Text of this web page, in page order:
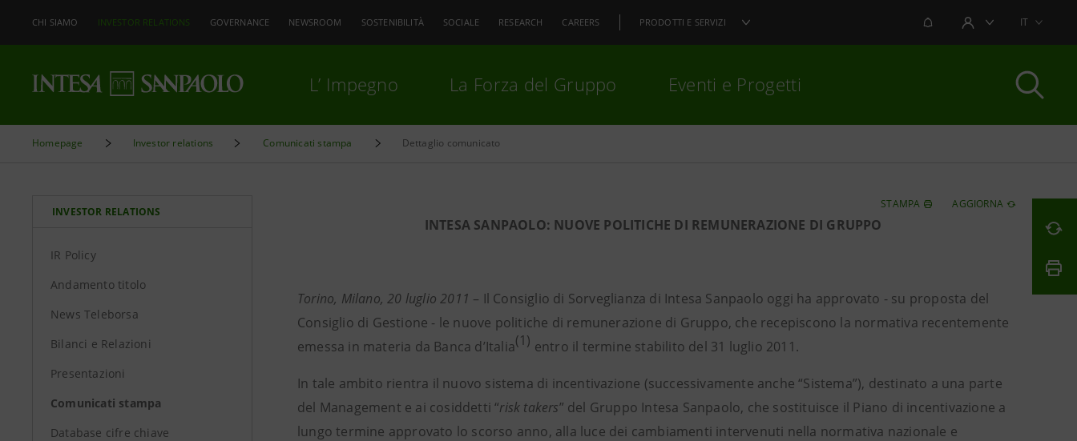
CHI SIAMO INVESTOR RELATIONS GOVERNANCE NEWSROOM SOSTENIBILITÀ SOCIALE RESEARCH CAREERS PRODOTTI E SERVIZI NOTIFICHEAREA UTENTEIT
L’ Impegno La Forza del Gruppo Eventi e Progetti
Homepage Investor relations Comunicati stampa Dettaglio comunicato
INVESTOR RELATIONS
IR Policy
Andamento titolo
News Teleborsa
Bilanci e Relazioni
Presentazioni
Comunicati stampa
Database cifre chiave
STAMPA AGGIORNA
INTESA SANPAOLO: NUOVE POLITICHE DI REMUNERAZIONE DI GRUPPO
Torino, Milano, 20 luglio2011 – Il Consiglio di Sorveglianza di Intesa Sanpaolo oggi ha approvato - su proposta del
Consiglio di Gestione - le nuove politiche di remunerazione di Gruppo, che recepiscono la normativa recentemente
emessa in materia da Banca d’Italia(1) entro il termine stabilito del 31 luglio 2011.
In tale ambito rientra il nuovo sistema di incentivazione (successivamente anche “Sistema”), destinato a una parte
del Management e ai cosiddetti “risk takers” del Gruppo Intesa Sanpaolo, che sostituisce il Piano di incentivazione a
lungo termine approvato lo scorso anno, alla luce dei cambiamenti intervenuti nella normativa nazionale e